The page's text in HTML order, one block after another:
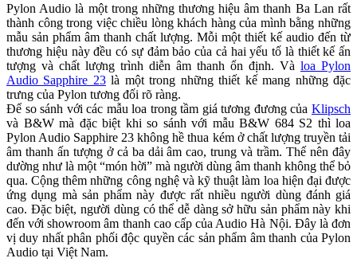
Pylon Audio là một trong những thương hiệu âm thanh Ba Lan rất
thành công trong việc chiều lòng khách hàng của mình bằng những
mẫu sản phẩm âm thanh chất lượng. Mỗi một thiết kế audio đến từ
thương hiệu này đều có sự đảm bảo của cả hai yếu tố là thiết kế ấn
tượng và chất lượng trình diễn âm thanh ổn định. Và loa Pylon
Audio Sapphire 23là một trong những thiết kế mang những đặc
trưng của Pylon tương đối rõ ràng.
Để so sánh với các mẫu loa trong tầm giá tương đương của Klipsch
và B&W mà đặc biệt khi so sánh với mẫu B&W 684 S2 thì loa
Pylon Audio Sapphire 23 không hề thua kém ở chất lượng truyền tải
âm thanh ấn tượng ở cả ba dải âm cao, trung và trầm. Thế nên đây
dường như là một “món hời” mà người dùng âm thanh không thể bỏ
qua. Cộng thêm những công nghệ và kỹ thuật làm loa hiện đại được
ứng dụng mà sản phẩm này được rất nhiều người dùng đánh giá
cao. Đặc biệt, người dùng có thể dễ dàng sở hữu sản phẩm này khi
đến với showroom âm thanh cao cấp của Audio Hà Nội. Đây là đơn
vị duy nhất phân phối độc quyền các sản phẩm âm thanh của Pylon
Audio tại Việt Nam.